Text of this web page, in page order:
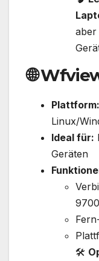
aber
🌐
Plattform:
Linux/
Ideal für:
Geräten
🛠️